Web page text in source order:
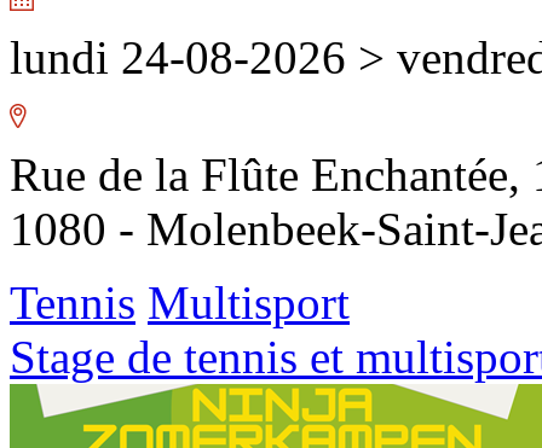
lundi 24-08-2026 >
Rue de la Flûte Enchantée,
1080 - Molenbeek-Saint-
Tennis Multisport
Stage de tennis et